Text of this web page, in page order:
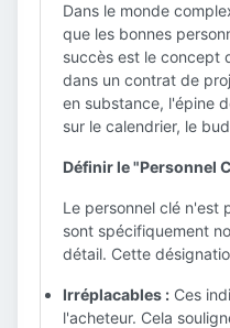
Dans le monde
que les bonnes
succès est le concept
dans un contrat de
en substance, l'épine
sur le calendrier, le
Définir le "Personnel
Le personnel clé n'est
sont spécifiquement
détail. Cette
Irréplacables : Ces
l'acheteur. Cela